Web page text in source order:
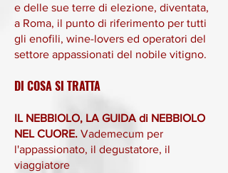
e delle sue terre di elezione, diventata,
a Roma, il punto di riferimento per tutti
gli enofili, wine-lovers ed operatori del
settore appassionati del nobile vitigno.
DI COSA SI TRATTA
IL NEBBIOLO, LA GUIDA di NEBBIOLO
NEL CUORE. Vademecum per
l'appassionato, il degustatore, il
viaggiatore